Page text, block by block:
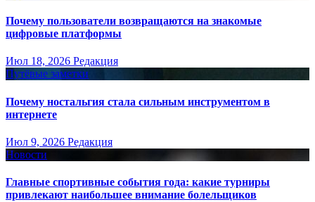
Почему пользователи возвращаются на знакомые
цифровые платформы
Июл 18, 2026 Редакция
Путёвые заметки
Почему ностальгия стала сильным инструментом в
интернете
Июл 9, 2026 Редакция
Новости
Главные спортивные события года: какие турниры
привлекают наибольшее внимание болельщиков